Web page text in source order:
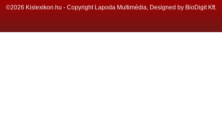
©2026 Kislexikon.hu - Copyright Lapoda Multimédia, Designed by BioDigit Kft.